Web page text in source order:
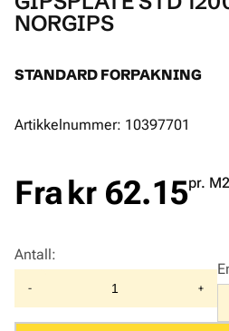
NORGIPS
STANDARD FORPAKNING
Artikkelnummer: 10397701
Frakr 62.15pr.
Antall :
- +